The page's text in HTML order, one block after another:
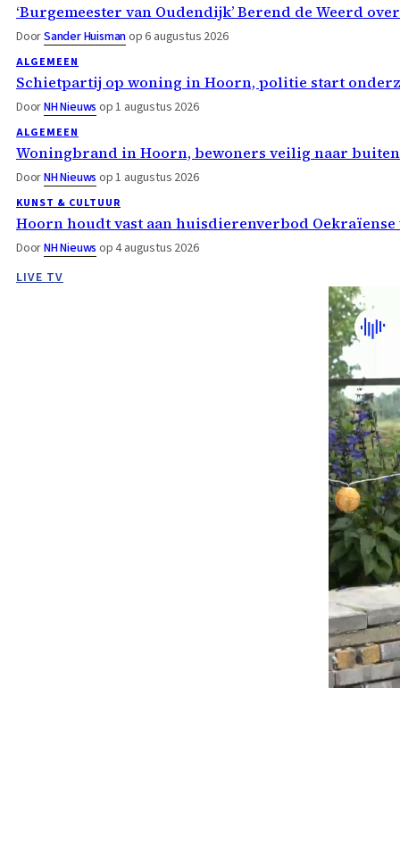
‘Burgemeester van Oudendijk’ Berend de Weerd
DoorSander Huismanop 6 augustus 2026
ALGEMEEN
Schietpartij op woning in Hoorn, politie start
DoorNH Nieuws op 1 augustus 2026
ALGEMEEN
Woningbrand in Hoorn, bewoners veilig naar buiten
DoorNH Nieuws op 1 augustus 2026
KUNST & CULTUUR
Hoorn houdt vast aan huisdierenverbod
DoorNH Nieuws op 4 augustus 2026
LIVE TV